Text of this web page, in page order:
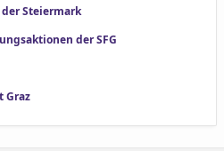
Steiermark
der SFG
Graz